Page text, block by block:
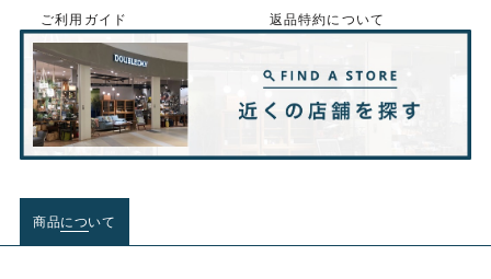
ご利用ガイド
返品特約について
商品について